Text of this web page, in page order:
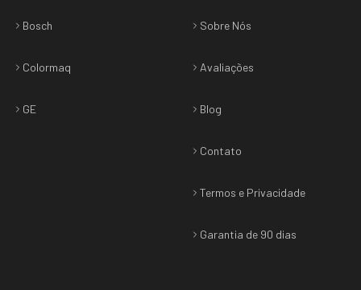
Bosch
Colormaq
GE
Sobre Nós
Avaliações
Blog
Contato
Termos e Privacidade
Garantia de 90 dias